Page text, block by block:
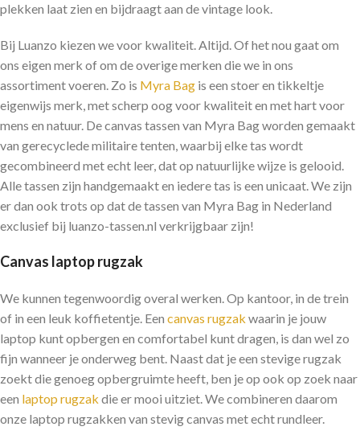
plekken laat zien en bijdraagt aan de vintage look.
Bij Luanzo kiezen we voor kwaliteit. Altijd. Of het nou gaat om
ons eigen merk of om de overige merken die we in ons
assortiment voeren. Zo is Myra Bag is een stoer en tikkeltje
eigenwijs merk, met scherp oog voor kwaliteit en met hart voor
mens en natuur. De canvas tassen van Myra Bag worden gemaakt
van gerecyclede militaire tenten, waarbij elke tas wordt
gecombineerd met echt leer, dat op natuurlijke wijze is gelooid.
Alle tassen zijn handgemaakt en iedere tas is een unicaat. We zijn
er dan ook trots op dat de tassen van Myra Bag in Nederland
exclusief bij luanzo-tassen.nl verkrijgbaar zijn!
Canvas laptop rugzak
We kunnen tegenwoordig overal werken. Op kantoor, in de trein
of in een leuk koffietentje. Een canvas rugzak waarin je jouw
laptop kunt opbergen en comfortabel kunt dragen, is dan wel zo
fijn wanneer je onderweg bent. Naast dat je een stevige rugzak
zoekt die genoeg opbergruimte heeft, ben je op ook op zoek naar
een laptop rugzak die er mooi uitziet. We combineren daarom
onze laptop rugzakken van stevig canvas met echt rundleer.